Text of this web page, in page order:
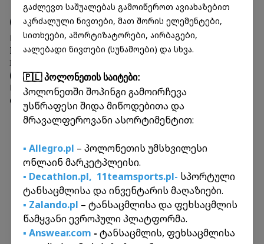
Contact Information
Head Office
Isani, 45 Atskuri St.
Information Center:
(+995 32) 249 26 26
Email
cargo@inex.ge
Frequently Asked Questions
რომელი ქვეყნებიდან ხდება
კომერციული ტვირთის
ტრანსპორტირება?
გაძლევთ საშუალებას გამოიწეროთ ავიახაზებით
აკრძალული ნივთები, მათ შორის ელემენტები,
სითხეები, ამორტიზატორები, აირბაგები,
აალებადი ნივთები (სუნამოები) და სხვა.
🇵🇱 პოლონეთის საიტები:
პოლონეთში შოპინგი გამოირჩევა
უსწრაფესი შიდა მიწოდებითა და
მრავალფეროვანი ასორტიმენტით:
▪️ Allegro.pl – პოლონეთის უმსხვილესი
ონლაინ მარკეტპლეისი.
▪️ Decathlon.pl, 11teamsports.pl- სპორტული
ტანსაცმლისა და ინვენტარის მაღაზიები.
▪️ Zalando.pl – ტანსაცმლისა და ფეხსაცმლის
წამყვანი ევროპული პლატფორმა.
▪️ Answear.com - ტანსაცმლის, ფეხსაცმლისა